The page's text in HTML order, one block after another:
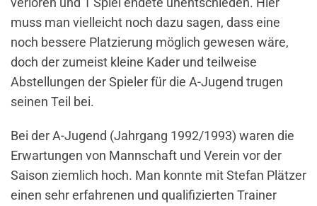
muss man vielleicht noch dazu sagen, dass eine
noch bessere Platzierung möglich gewesen wäre,
doch der zumeist kleine Kader und teilweise
Abstellungen der Spieler für die A-Jugend trugen
seinen Teil bei.
Bei der A-Jugend (Jahrgang 1992/1993) waren die
Erwartungen von Mannschaft und Verein vor der
Saison ziemlich hoch. Man konnte mit Stefan Plätzer
einen sehr erfahrenen und qualifizierten Trainer